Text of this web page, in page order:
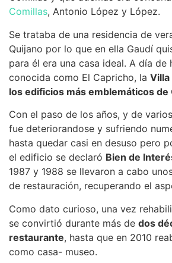
Comillas, Antonio López y López.
Se trataba de una residencia de
Quijano por lo que en ella Gaudí
para él era una casa ideal. A día de
conocida como El Capricho, la Villa
los edificios más emblemáticos de
Con el paso de los años, y de
fue deteriorandose y sufriendo
hasta quedar casi en desuso pero
el edificio se declaró Bien de
1987 y 1988 se llevaron a cabo
de restauración, recuperando el
Como dato curioso, una vez
se convirtió durante más de dos
restaurante, hasta que en 2010
como casa- museo.